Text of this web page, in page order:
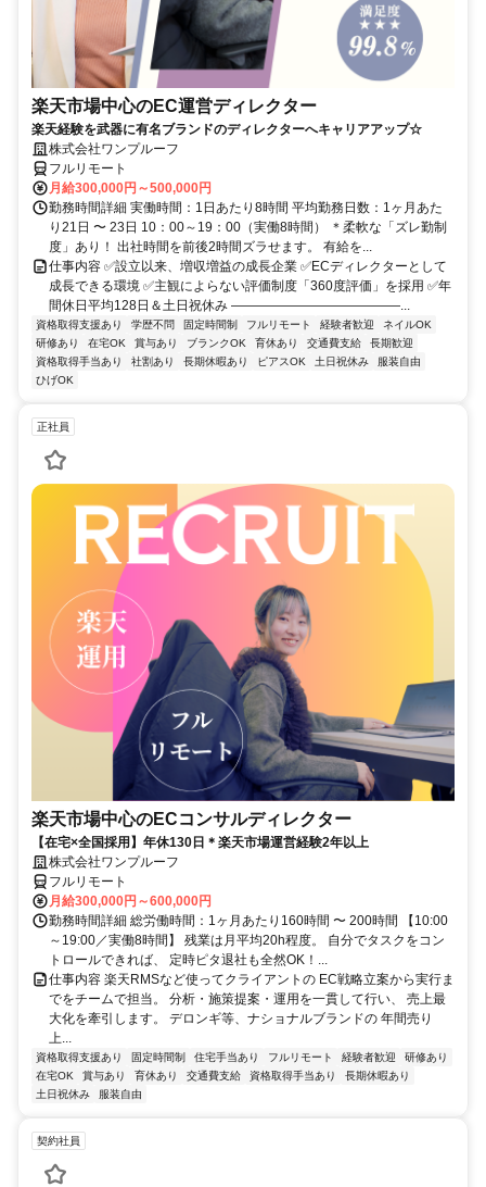
楽天市場中心のEC運営ディレクター
楽天経験を武器に有名ブランドのディレクターへキャリアアップ☆
株式会社ワンプルーフ
フルリモート
月給300,000円～500,000円
勤務時間詳細 実働時間：1日あたり8時間 平均勤務日数：1ヶ月あた
り21日 〜 23日 10：00～19：00（実働8時間） ＊柔軟な「ズレ勤制
度」あり！ 出社時間を前後2時間ズラせます。 有給を...
仕事内容 ✅設立以来、増収増益の成長企業 ✅ECディレクターとして
成長できる環境 ✅主観によらない評価制度「360度評価」を採用 ✅年
間休日平均128日＆土日祝休み ―――――――――――――...
資格取得支援あり 学歴不問 固定時間制 フルリモート 経験者歓迎
ネイルOK
研修あり
在宅OK 賞与あり ブランクOK 育休あり 交通費支給
長期歓迎
資格取得手当あり
社割あり 長期休暇あり ピアスOK 土日祝休み
服装自由
ひげOK
正社員
楽天市場中心のECコンサルディレクター
【在宅×全国採用】年休130日＊楽天市場運営経験2年以上
株式会社ワンプルーフ
フルリモート
月給300,000円～600,000円
勤務時間詳細 総労働時間：1ヶ月あたり160時間 〜 200時間 【10:00
～19:00／実働8時間】 残業は月平均20h程度。 自分でタスクをコン
トロールできれば、 定時ピタ退社も全然OK！...
仕事内容 楽天RMSなど使ってクライアントの EC戦略立案から実行ま
でをチームで担当。 分析・施策提案・運用を一貫して行い、 売上最
大化を牽引します。 デロンギ等、ナショナルブランドの 年間売り
上...
資格取得支援あり 固定時間制 住宅手当あり フルリモート 経験者歓迎
研修あり
在宅OK
賞与あり 育休あり 交通費支給 資格取得手当あり
長期休暇あり
土日祝休み
服装自由
契約社員